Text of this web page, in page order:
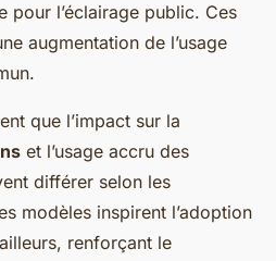
pour l’éclairage public. Ces
augmentation de l’usage
que l’impact sur la
et l’usage accru des
différer selon les
modèles inspirent l’adoption
renforçant le